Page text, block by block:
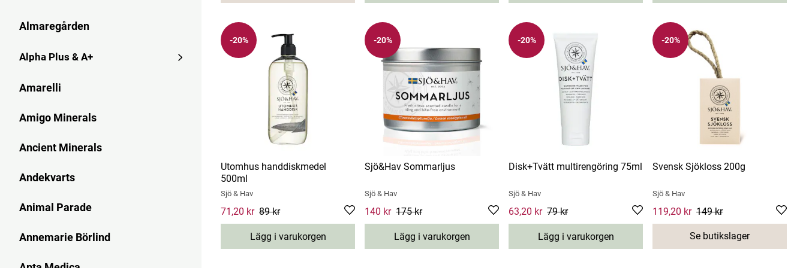
Almaregården
Alpha Plus & A+
Amarelli
Amigo Minerals
Ancient Minerals
Andekvarts
Animal Parade
Annemarie Börlind
-20%
Utomhus handdiskmedel
500ml
Sjö & Hav
Current price:71,20 kr Previous price:89 kr
71,20 kr 89 kr
Lägg i varukorgen
-20%
Sjö&Hav Sommarljus
Sjö & Hav
Current price: Previous price :175 kr
140 kr 175 kr
Lägg i varukorgen
-20%
Disk+Tvätt multirengöring 75ml
Sjö & Hav
Current price:63,20 kr Previous price:79 kr
63,20 kr 79 kr
Lägg i varukorgen
-20%
Svensk Sjökloss 200g
Sjö & Hav
Current price:119,20 kr
Previous
price:149 kr
119,20 kr 149 kr
Se butikslager